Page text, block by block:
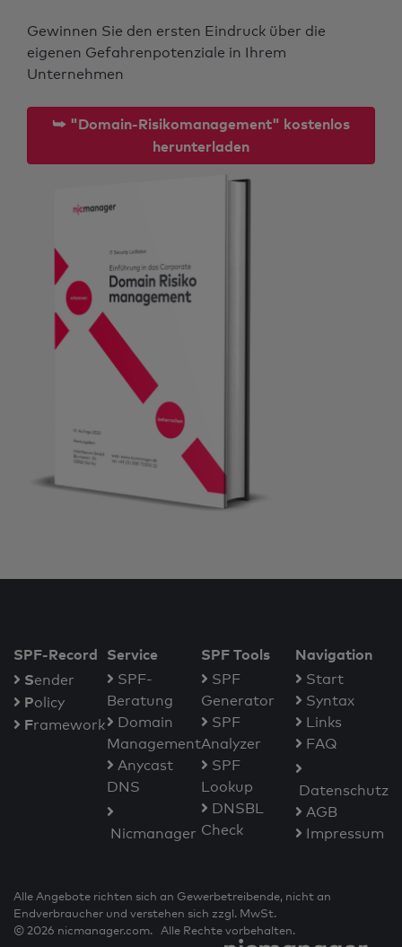
Gewinnen Sie den ersten Eindruck über die
eigenen Gefahrenpotenziale in Ihrem
Unternehmen
⮩ "Domain-Risikomanagement" kostenlos
herunterladen
SPF-Record
Sender
Policy
Framework
Service
SPF-
Beratung
Domain
Management
Anycast
DNS
Nicmanager
SPF Tools
SPF
Generator
SPF
Analyzer
SPF
Lookup
DNSBL
Check
Navigation
Start
Syntax
Links
FAQ
Datenschutz
AGB
Impressum
Alle Angebote richten sich an Gewerbetreibende, nicht an
Endverbraucher und verstehen sich zzgl. MwSt.
© 2026 nicmanager.com. Alle Rechte vorbehalten.